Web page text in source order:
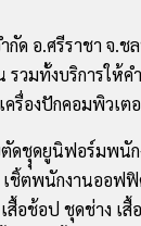
ด อ.ศรีราชา จ.ช
วมทั้งบริการให้ค
ครื่องปักคอมพิวเ
ดชุุดยูนิฟอร์มพนั
เชิ้ตพนักงานออฟ
สื้อช้อป ชุดช่าง เสื้